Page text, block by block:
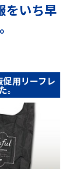
をいち早
用リーフレ
。